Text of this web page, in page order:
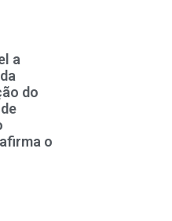
a
do
o